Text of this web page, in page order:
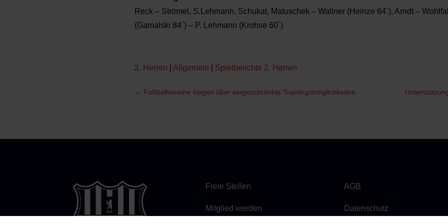
Reck – Strömel, S.Lehmann, Schukat, Matuschek – Wallner (Heinze 64´), Arndt –
(Gamalski 84´) – P. Lehmann (Krohse 60´)
2. Herren Allgemein Spielberichte 2. Herren
← Fußballvereine klagen über eingeschränkte Trainingsmöglichkeiten
Freie Stellen
Mitglied werden
AGB
Datenschutz